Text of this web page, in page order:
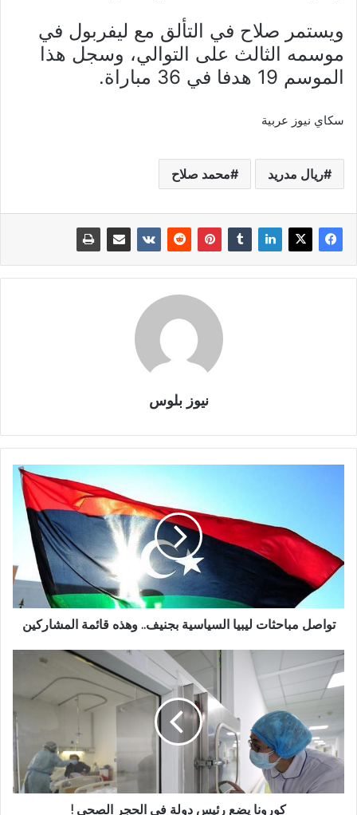
ويستمر صلاح في التألق مع ليفربول في
موسمه الثالث على التوالي، وسجل هذا
الموسم 19 هدفا في 36 مباراة.
سكاي نيوز عربية
ريال مدريد محمد صلاح
نيوز بلوس
تواصل مباحثات ليبيا السياسية بجنيف.. وهذه قائمة المشاركين
كورونا يضع رئيس دولة في الحجر الصحي !